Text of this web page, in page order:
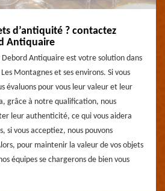
d’antiquité ? contactez
Antiquaire
Debord Antiquaire est votre solution dans
Montagnes et ses environs. Si vous
évaluons pour vous leur valeur et leur
grâce à notre qualification, nous
leur authenticité, ce qui vous aidera
si vous acceptiez, nous pouvons
pour maintenir la valeur de vos objets
équipes se chargerons de bien vous